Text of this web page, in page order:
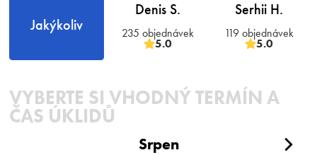
Jakýkoliv
Denis S.
235 objednávek
5.0
Serhii H.
119 objednávek
5.0
VYBERTE SI VHODNÝ TERMÍN A
ČAS ÚKLIDŮ
Srpen